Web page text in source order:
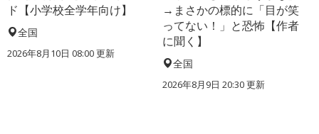
ド【小学校全学年向け】
全国
2026年8月10日 08:00更新
→まさかの標的に「目が笑
ってない！」と恐怖【作者
に聞く】
全国
2026年8月9日 20:30更新